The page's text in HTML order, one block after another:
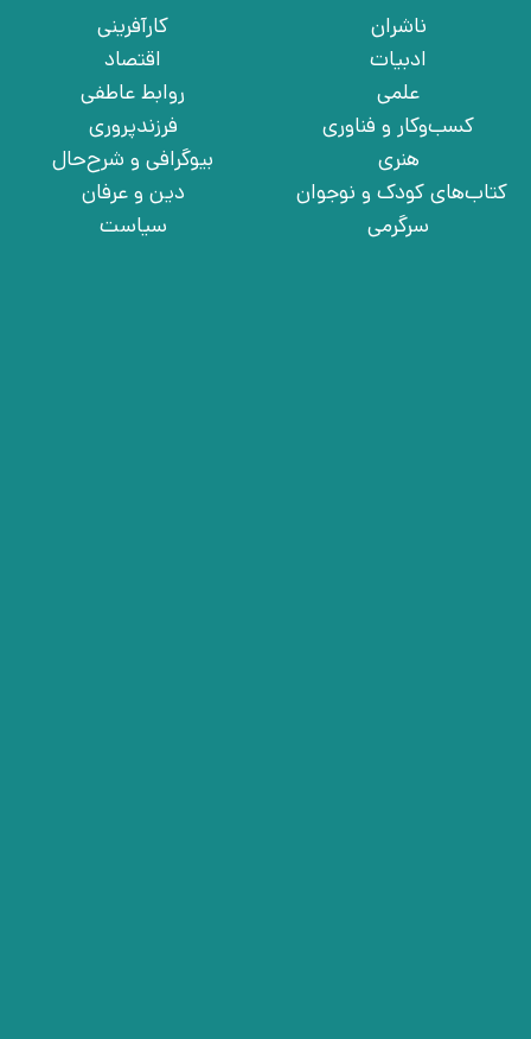
ناشران
ادبیات
علمی
کسب‌وکار و فناوری
هنری
کتاب‌های کودک و نوجوان
سرگرمی
کارآفرینی
اقتصاد
روابط عاطفی
فرزندپروری
بیوگرافی و شرح‌حال
دین و عرفان
سیاست